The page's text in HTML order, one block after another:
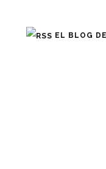
EL BLOG